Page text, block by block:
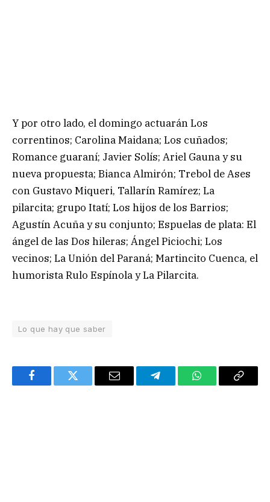
Y por otro lado, el domingo actuarán Los
correntinos; Carolina Maidana; Los cuñados;
Romance guaraní; Javier Solís; Ariel Gauna y su
nueva propuesta; Bianca Almirón; Trebol de Ases
con Gustavo Miqueri, Tallarín Ramírez; La
pilarcita; grupo Itatí; Los hijos de los Barrios;
Agustín Acuña y su conjunto; Espuelas de plata: El
ángel de las Dos hileras; Ángel Piciochi; Los
vecinos; La Unión del Paraná; Martincito Cuenca, el
humorista Rulo Espínola y La Pilarcita.
Lo que hay que saber
FacebookTwitter Email TelegramWhatsAppCopy